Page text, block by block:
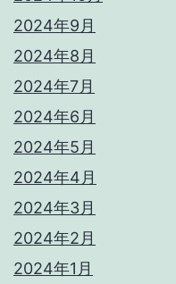
2024年9月
2024年8月
2024年7月
2024年6月
2024年5月
2024年4月
2024年3月
2024年2月
2024年1月